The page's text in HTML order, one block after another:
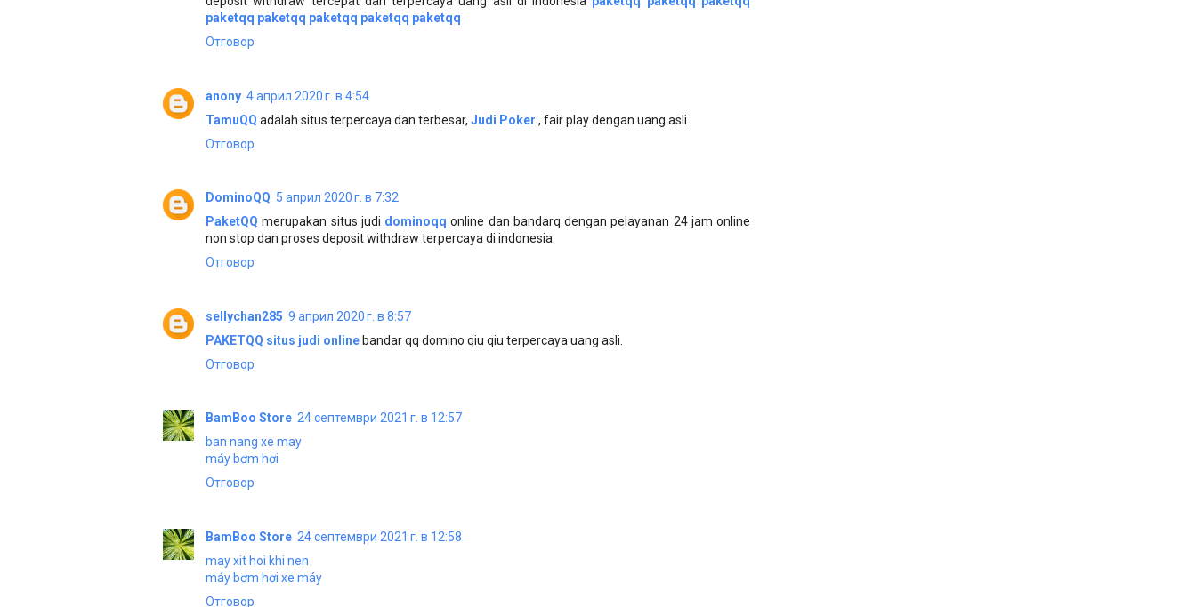
paketqq paketqq paketqq paketqq paketqq
Отговор
anony 4 април 2020 г. в 4:54
TamuQQ adalah situs terpercaya dan terbesar, Judi Poker , fair play dengan uang asli
Отговор
DominoQQ 5 април 2020 г. в 7:32
PaketQQ merupakan situs judi dominoqq online dan bandarq dengan pelayanan 24 jam online
non stop dan proses deposit withdraw terpercaya di indonesia.
Отговор
sellychan285 9 април 2020 г. в 8:57
PAKETQQ situs judi onlinebandar qq domino qiu qiu terpercaya uang asli.
Отговор
BamBoo Store 24 септември 2021 г. в 12:57
ban nang xe may
máy bơm hơi
Отговор
BamBoo Store 24 септември 2021 г. в 12:58
may xit hoi khi nen
máy bơm hơi xe máy
Отговор